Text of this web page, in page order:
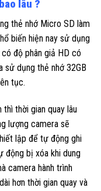
lâu ?
thẻ nhớ Micro SD làm
biến hiện nay sử dụng
độ phân giả HD có
sử dụng thẻ nhớ 32GB
tục.
thời gian quay lâu
lượng camera sẽ
lập để tự động ghi
động bị xóa khi dung
camera hành trình
hơn thời gian quay và